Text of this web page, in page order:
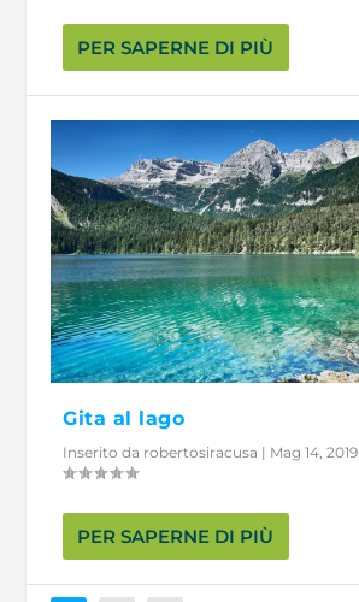
PER SAPERNE DI PIÙ
Gita al lago
Inserito da robertosiracusa | Mag 14, 2019
PER SAPERNE DI PIÙ